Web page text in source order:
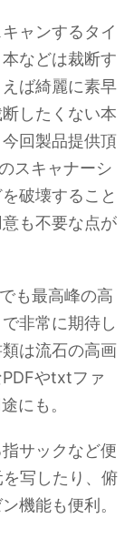
ャンするタイ
などは裁断す
ば綺麗に素早
したくない本
回製品提供頂
スキャナーシ
破壊すること
も不要な点が
も最高峰の高
非常に期待し
は流石の高画
やtxtファ
にも。
サックなど便
写したり、俯
機能も便利。